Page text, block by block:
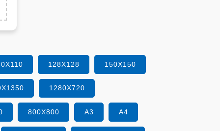
128X128 150X150
1280X720
800X800 A3 A4